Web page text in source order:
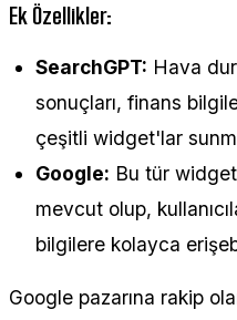
Ek Özellikler:
SearchGPT: Hava
sonuçları, finans
çeşitli widget'lar
Google: Bu tür
mevcut olup,
bilgilere kolayca
Google pazarına rakip